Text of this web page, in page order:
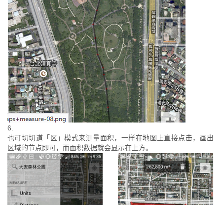
6.
也可切切道「区」模式来测量面积，一样在地图上直接点击，画出
区域的节点即可，而面积数据就会显示在上方。